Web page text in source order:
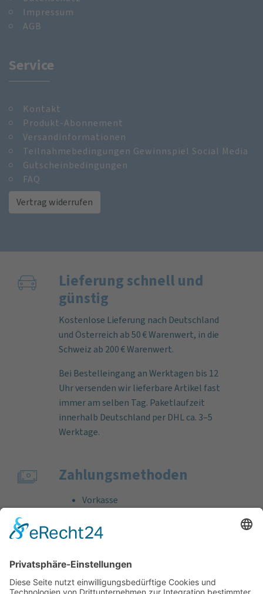
Impressum
AGB
Service
Kontakt
Produkt-Abonnement
Versandinformationen
Teilnahmebedingungen Gewinnspiel Social Media
Gutscheinbedingungen
FAQ
Vertrag widerrufen
Lieferung schnell und
günstig
Kostenlose Lieferung nach Deutschland
und Österreich ab 50 € Warenwert, in die
Schweiz ab 200 € Warenwert.
Bei Bestelleingang an Werktagen bis 12
Uhr versenden wir lieferbare Artikel fast
immer am selben Tag. Paketlaufzeit
innerhalb Deutschland per DHL ca. 3–5
Werktage.
Zahlungs­methoden
Vorkasse
Bankeinzug
Kreditkarte (VISA & MasterCard)
Support